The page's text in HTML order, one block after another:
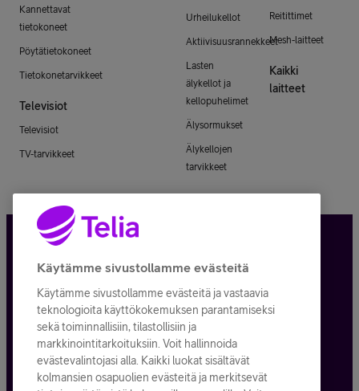
Kannettavat
tietokoneet
Pöytätietokoneet
Tietokonetarvikkeet
Televisiot
Televisiot
TV-tarvikkeet
Urheilukellot
Aktiivisuusrannekkeet
Lasten
älykellot ja
kellopuhelimet
Älysormukset
Älykellojen
tarvikkeet
Reitittimet
Mesh-laitteet
Kaikki
laitteet
Tietosuoja ja -turva
Tilauksen peruuttaminen
Käyttöehdot
Evästeiden käyttö
Käytämme sivustollamme evästeitä
Käytämme sivustollamme evästeitä ja vastaavia
teknologioita käyttökokemuksen parantamiseksi
sekä toiminnallisiin, tilastollisiin ja
markkinointitarkoituksiin. Voit hallinnoida
evästevalintojasi alla. Kaikki luokat sisältävät
kolmansien osapuolien evästeitä ja merkitsevät